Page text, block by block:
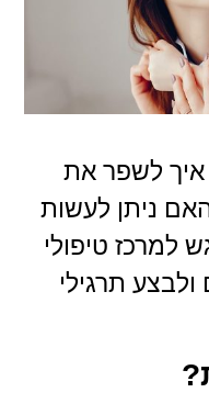
איך לשפר את
ניתן לעשות
למרכז טיפולי
ולבצע תרגילי